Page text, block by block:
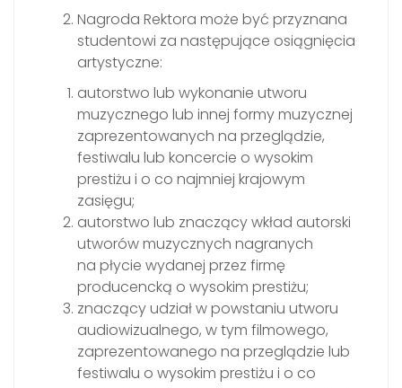
Nagroda Rektora może być przyznana
studentowi za następujące osiągnięcia
artystyczne:
autorstwo lub wykonanie utworu
muzycznego lub innej formy muzycznej
zaprezentowanych na przeglądzie,
festiwalu lub koncercie o wysokim
prestiżu i o co najmniej krajowym
zasięgu;
autorstwo lub znaczący wkład autorski
utworów muzycznych nagranych
na płycie wydanej przez firmę
producencką o wysokim prestiżu;
znaczący udział w powstaniu utworu
audiowizualnego, w tym filmowego,
zaprezentowanego na przeglądzie lub
festiwalu o wysokim prestiżu i o co